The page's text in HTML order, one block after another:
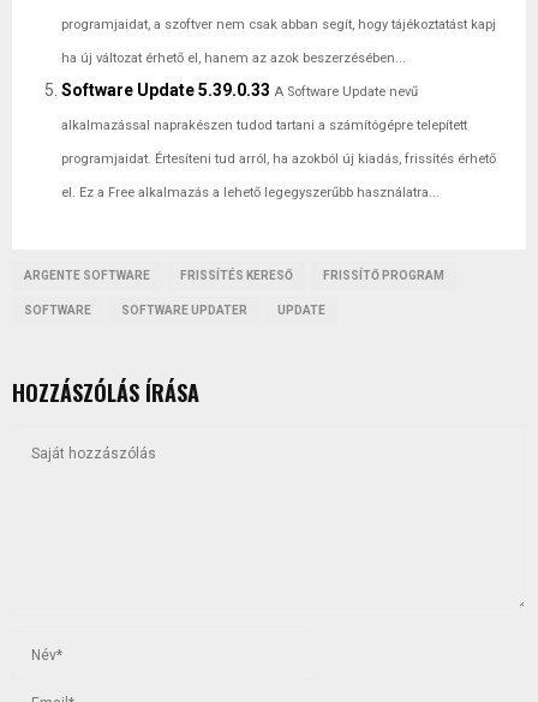
programjaidat, a szoftver nem csak abban segít, hogy tájékoztatást kapj
ha új változat érhető el, hanem az azok beszerzésében...
Software Update 5.39.0.33 A Software Update nevű
alkalmazással naprakészen tudod tartani a számítógépre telepített
programjaidat. Értesíteni tud arról, ha azokból új kiadás, frissítés érhető
el. Ez a Free alkalmazás a lehető legegyszerűbb használatra...
ARGENTE SOFTWARE FRISSÍTÉS KERESŐ FRISSÍTŐ PROGRAM
SOFTWARE SOFTWARE UPDATER UPDATE
HOZZÁSZÓLÁS ÍRÁSA